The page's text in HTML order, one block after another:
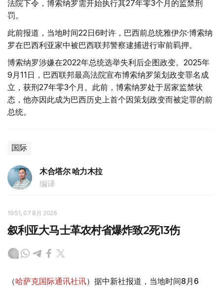
法院下令，博索纳罗需开始执行其27年零3个月的监禁刑
罚。
此前报道，当地时间22日6时许，巴西前总统雅伊尔·博索纳
罗在巴西利亚家中被巴西联邦警察逮捕进行审前羁押。
博索纳罗涉嫌在2022年总统选举失利后企图政变。2025年
9月11日，巴西联邦最高法院宣布博索纳罗策划政变罪名成
立，获刑27年零3个月。此前，博索纳罗处于居家监禁状
态，他亦因此成为巴西历史上首个因策划政变而被定罪的前
总统。
国际
木合塔尔 哈力木拉
编译
19:51, 07 8月 2026
叙利亚大马士革农村省爆炸致2死13伤
（哈萨克国际通讯社讯）据中新社报道，当地时间8月6